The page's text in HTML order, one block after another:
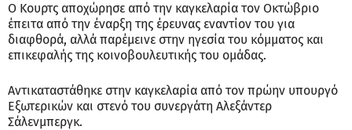
Ο Κουρτς αποχώρησε από την καγκελαρία τον Οκτώβριο
έπειτα από την έναρξη της έρευνας εναντίον του για
διαφθορά, αλλά παρέμεινε στην ηγεσία του κόμματος και
επικεφαλής της κοινοβουλευτικής του ομάδας.
Αντικαταστάθηκε στην καγκελαρία από τον πρώην υπουργό
Εξωτερικών και στενό του συνεργάτη Αλεξάντερ
Σάλενμπεργκ.